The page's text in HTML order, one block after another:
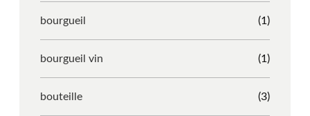
bourgueil (1)
bourgueil vin (1)
bouteille (3)